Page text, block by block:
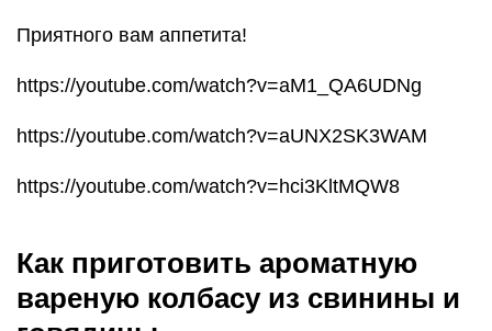
Приятного вам аппетита!
https://youtube.com/watch?v=aM1_QA6UDNg
https://youtube.com/watch?v=aUNX2SK3WAM
https://youtube.com/watch?v=hci3KltMQW8
Как приготовить ароматную
вареную колбасу из свинины и